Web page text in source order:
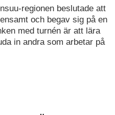
regionen beslutade att
och begav sig på en
med turnén är att lära
in andra som arbetar på